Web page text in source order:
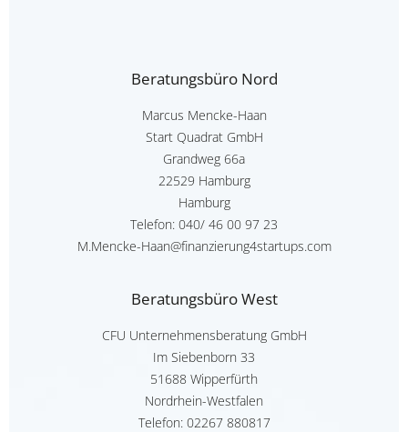
Beratungsbüro Nord
Marcus Mencke-Haan
Start Quadrat GmbH
Grandweg 66a
22529 Hamburg
Hamburg
Telefon: 040/ 46 00 97 23
M.Mencke-Haan@finanzierung4startups.com
Beratungsbüro West
CFU Unternehmensberatung GmbH
Im Siebenborn 33
51688 Wipperfürth
Nordrhein-Westfalen
Telefon: 02267 880817